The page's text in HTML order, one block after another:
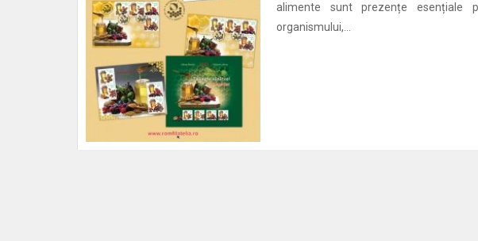
alimente sunt prezențe esențiale
organismului,...